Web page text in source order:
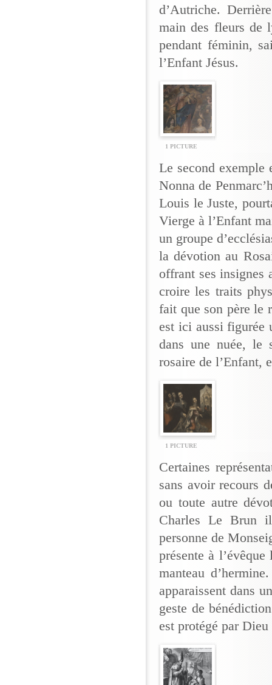
d’Autriche.
main des fleurs de
pendant féminin,
l’Enfant Jésus.
1 PICTURE
Le second exemple
Nonna de
Louis le Juste,
Vierge à l’Enfant
un groupe
la dévotion au
offrant ses insignes
croire les traits
fait que son père le
est ici aussi figurée
dans une nuée, le
rosaire de l’Enfant,
1 PICTURE
Certaines
sans avoir recours
ou toute autre
Charles Le Brun
personne de
présente à
manteau
apparaissent dans
geste de
est protégé par